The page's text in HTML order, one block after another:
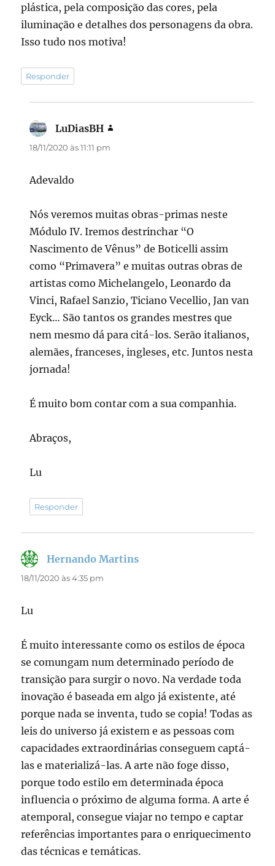
plástica, pela composição das cores, pela
iluminação e detalhes dos personagens da obra.
Isso tudo nos motiva!
Responder
LuDiasBH
18/11/2020 às 11:11 pm
Adevaldo
Nós veremos muitas obras-primas neste
Módulo IV. Iremos destrinchar “O
Nascimento de Vênus” de Boticelli assim
como “Primavera” e muitas outras obras de
artistas como Michelangelo, Leonardo da
Vinci, Rafael Sanzio, Ticiano Vecellio, Jan van
Eyck… São tantos os grandes mestres que
nem mesmo dá para citá-los. Serão italianos,
alemães, franceses, ingleses, etc. Juntos nesta
jornada!
É muito bom contar com a sua companhia.
Abraços,
Lu
Responder
Hernando Martins
18/11/2020 às 4:35 pm
Lu
É muito interessante como os estilos de época
se comungam num determinado período de
transição para surgir o novo. Na verdade toda
inovação é baseada em algo já existente, até
porque nada se inventa, tudo se copia! Todas as
leis do universo já existem e as pessoas com
capacidades extraordinárias conseguem captá-
las e materializá-las. A arte não foge disso,
porque todo estilo em determinada época
influencia o próximo de alguma forma. A arte é
atemporal, consegue viajar no tempo e captar
referências importantes para o enriquecimento
das técnicas e temáticas.